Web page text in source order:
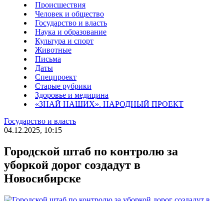
Происшествия
Человек и общество
Государство и власть
Наука и образование
Культура и спорт
Животные
Письма
Даты
Спецпроект
Старые рубрики
Здоровье и медицина
«ЗНАЙ НАШИХ». НАРОДНЫЙ ПРОЕКТ
Государство и власть
04.12.2025, 10:15
Городской штаб по контролю за
уборкой дорог создадут в
Новосибирске